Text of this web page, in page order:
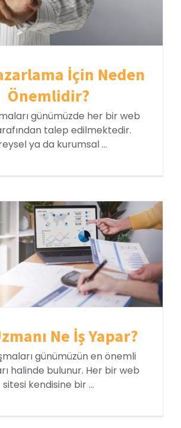
İçin Neden
Önemlidir?
günümüzde her bir web
talep edilmektedir.
ya da kurumsal ...
Ne İş Yapar?
günümüzün en önemli
halinde bulunur. Her bir web
sitesi kendisine bir ...